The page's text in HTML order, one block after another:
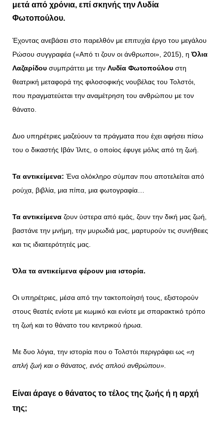
μετά από χρόνια, επί σκηνής την Λυδία
Φωτοπούλου.
Έχοντας ανεβάσει στο παρελθόν με επιτυχία έργο του μεγάλου
Ρώσου συγγραφέα («Από τι ζουν οι άνθρωποι», 2015), ηΌλια
Λαζαρίδου συμπράττει με την Λυδία Φωτοπούλου στη
θεατρική μεταφορά της φιλοσοφικής νουβέλας του Τολστόι,
που πραγματεύεται την αναμέτρηση του ανθρώπου με τον
θάνατο.
Δυο υπηρέτριες μαζεύουν τα πράγματα που έχει αφήσει πίσω
του ο δικαστής Ιβάν Ίλιτς, ο οποίος έφυγε μόλις από τη ζωή.
Τα αντικείμενα: Ένα ολόκληρο σύμπαν που αποτελείται από
ρούχα, βιβλία, μια πίπα, μια φωτογραφία…
Τα αντικείμενα ζουν ύστερα από εμάς, ζουν την δική μας ζωή,
βαστάνε την μνήμη, την μυρωδιά μας, μαρτυρούν τις συνήθειες
και τις ιδιαιτερότητές μας.
Όλα τα αντικείμενα φέρουν μια ιστορία.
Οι υπηρέτριες, μέσα από την τακτοποίησή τους, εξιστορούν
στους θεατές ενίοτε με κωμικό και ενίοτε με σπαρακτικό τρόπο
τη ζωή και το θάνατο του κεντρικού ήρωα.
Με δυο λόγια, την ιστορία που ο Τολστόι περιγράφει ως «η
απλή ζωή και ο θάνατος, ενός απλού ανθρώπου».
Είναι άραγε ο θάνατος το τέλος της ζωής ή η αρχή
της;